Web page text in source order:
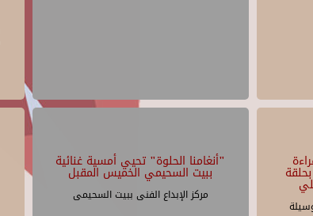
"أنغامنا الحلوة" تحيي أمسية غنائية
ببيت السحيمي الخميس المقبل
مركز الإبداع الفنى ببيت السحيمى